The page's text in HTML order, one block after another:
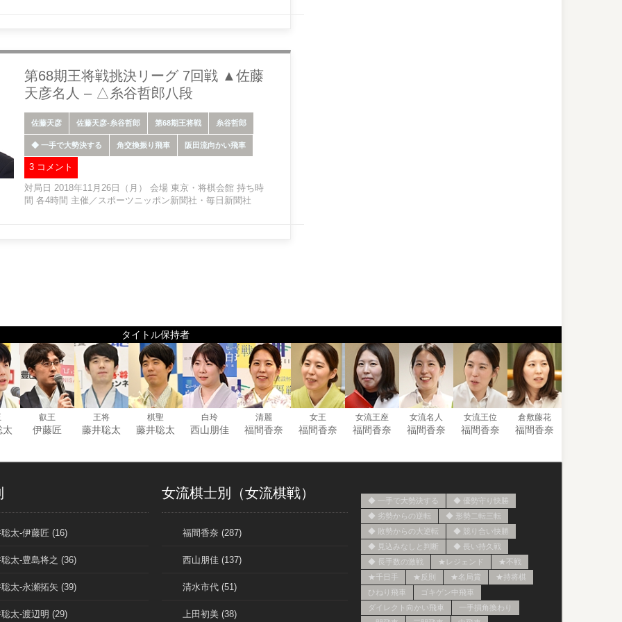
第68期王将戦挑決リーグ 7回戦 ▲佐藤
天彦名人 – △糸谷哲郎八段
佐藤天彦 佐藤天彦-糸谷哲郎 第68期王将戦 糸谷哲郎
◆ 一手で大勢決する 角交換振り飛車 阪田流向かい飛車
3 コメント
対局日 2018年11月26日（月） 会場 東京・将棋会館 持ち時
間 各4時間 主催／スポーツニッポン新聞社・毎日新聞社
タイトル保持者
太
叡王
伊藤匠
王将
藤井聡太
棋聖
藤井聡太
白玲
西山朋佳
清麗
福間香奈
女王
福間香奈
女流王座
福間香奈
女流名人
福間香奈
女流王位
福間香奈
倉敷藤花
福間香奈
太-伊藤匠 (16)
太-豊島将之 (36)
太-永瀬拓矢 (39)
太-渡辺明 (29)
女流棋士別（女流棋戦）
福間香奈 (287)
西山朋佳 (137)
清水市代 (51)
上田初美 (38)
◆ 一手で大勢決する
◆ 優勢守り快勝
◆ 劣勢からの逆転
◆ 形勢二転三転
◆ 敗勢からの大逆転
◆ 競り合い快勝
◆ 見込みなしと判断
◆ 長い持久戦
◆ 長手数の激戦
★レジェンド
★不戦
★千日手
★反則 ★名局賞
★持将棋
ひねり飛車
ゴキゲン中飛車
ダイレクト向かい飛車
一手損角換わり